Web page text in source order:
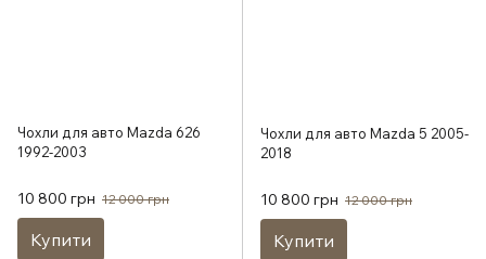
Чохли для авто Mazda 626
1992-2003
10 800 грн 12 000 грн
Купити
Чохли для авто Mazda 5 2005-
2018
10 800 грн 12 000 грн
Купити